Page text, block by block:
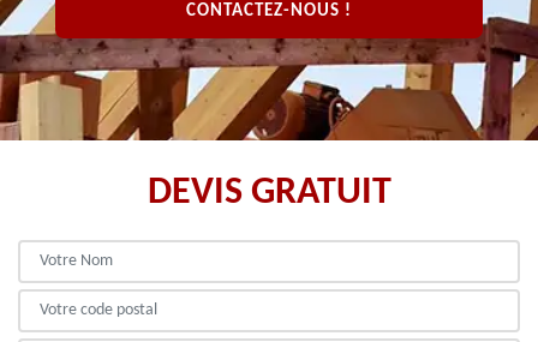
CONTACTEZ-NOUS !
DEVIS GRATUIT